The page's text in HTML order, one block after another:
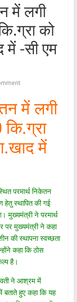
में लगी
को
में -सी एम
में लगी
में
परमार्थ निकेतन
हेतु स्थापित की गई
मुख्यमंत्री ने परमार्थ
पर मुख्यमंत्री ने कहा
की स्थापना स्वच्छता
कहा कि ठोस
है।
ने आश्रम में
बताते हुए कहा कि यह